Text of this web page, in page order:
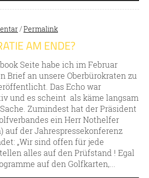
/Permalink
AM ENDE?
Seite habe ich im Februar
Brief an unsere Oberbürokraten zu
Das Echo war
und es scheint als käme langsam
Zumindest hat der Präsident
ein Herr Nothelfer
auf der Jahrespressekonferenz
„Wir sind offen für jede
alles auf den Prüfstand ! Egal
auf den Golfkarten,...